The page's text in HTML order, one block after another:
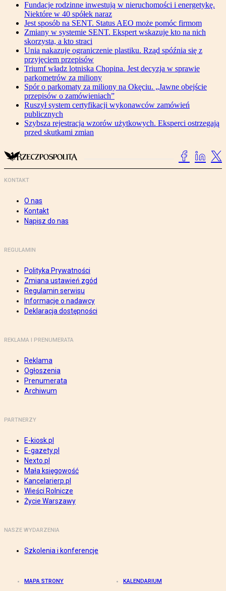
Fundacje rodzinne inwestują w nieruchomości i energetykę.
Niektóre w 40 spółek naraz
Jest sposób na SENT. Status AEO może pomóc firmom
Zmiany w systemie SENT. Ekspert wskazuje kto na nich
skorzysta, a kto straci
Unia nakazuje ograniczenie plastiku. Rząd spóźnia się z
przyjęciem przepisów
Triumf władz lotniska Chopina. Jest decyzja w sprawie
parkometrów za miliony
Spór o parkomaty za miliony na Okęciu. „Jawne obejście
przepisów o zamówieniach”
Ruszył system certyfikacji wykonawców zamówień
publicznych
Szybsza rejestracja wzorów użytkowych. Eksperci ostrzegają
przed skutkami zmian
KONTAKT
O nas
Kontakt
Napisz do nas
REGULAMIN
Polityka Prywatności
Zmiana ustawień zgód
Regulamin serwisu
Informacje o nadawcy
Deklaracja dostępności
REKLAMA I PRENUMERATA
Reklama
Ogłoszenia
Prenumerata
Archiwum
PARTNERZY
E-kiosk.pl
E-gazety.pl
Nexto.pl
Mała księgowość
Kancelarierp.pl
Wieści Rolnicze
Życie Warszawy
NASZE WYDARZENIA
Szkolenia i konferencje
MAPA STRONY KALENDARIUM